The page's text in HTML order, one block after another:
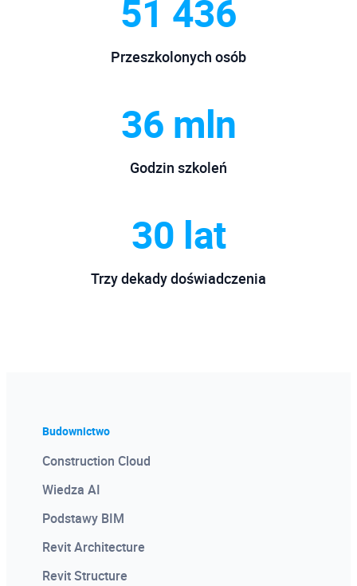
51 436
Przeszkolonych osób
36 mln
Godzin szkoleń
30 lat
Trzy dekady doświadczenia
Budownictwo
Construction Cloud
Wiedza AI
Podstawy BIM
Revit Architecture
Revit Structure